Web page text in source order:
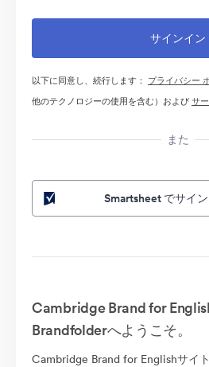
以下に同意し、続行します： プライバシー
他のテクノロジーの使用を含む）およびサ
また
Smartsheet でサイ
Cambridge Brand for
Brandfolderへようこそ。
Cambridge Brand for Englishサイ